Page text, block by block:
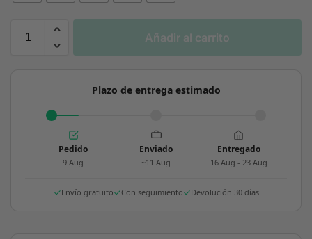
Añadir al carrito
Plazo de entrega estimado
Pedido
9 Aug
Enviado
~11 Aug
Entregado
16 Aug - 23 Aug
Envío gratuito Con seguimiento Devolución 30 días